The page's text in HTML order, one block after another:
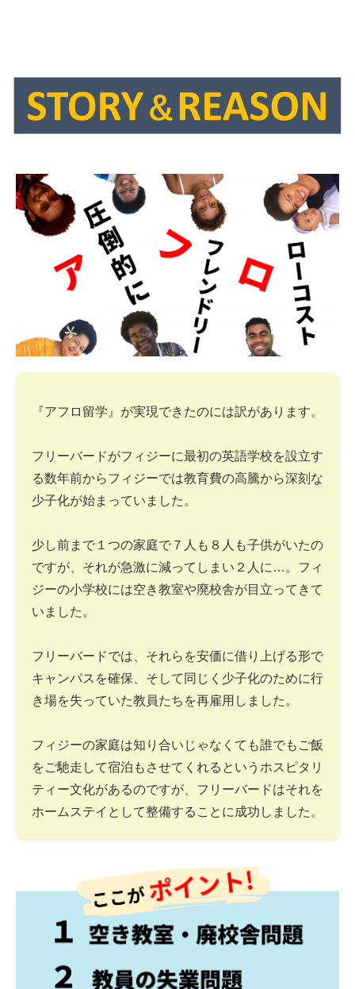
『アフロ留学』が実現できたのには訳があります。
フリーバードがフィジーに最初の英語学校を設立す
る数年前からフィジーでは教育費の高騰から深刻な
少子化が始まっていました。
少し前まで１つの家庭で７人も８人も子供がいたの
ですが、それが急激に減ってしまい２人に…。フィ
ジーの小学校には空き教室や廃校舎が目立ってきて
いました。
フリーバードでは、それらを安価に借り上げる形で
キャンパスを確保、そして同じく少子化のために行
き場を失っていた教員たちを再雇用しました。
フィジーの家庭は知り合いじゃなくても誰でもご飯
をご馳走して宿泊もさせてくれるというホスピタリ
ティー文化があるのですが、フリーバードはそれを
ホームステイとして整備することに成功しました。